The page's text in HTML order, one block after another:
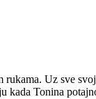
Uz sve
kada Tonina